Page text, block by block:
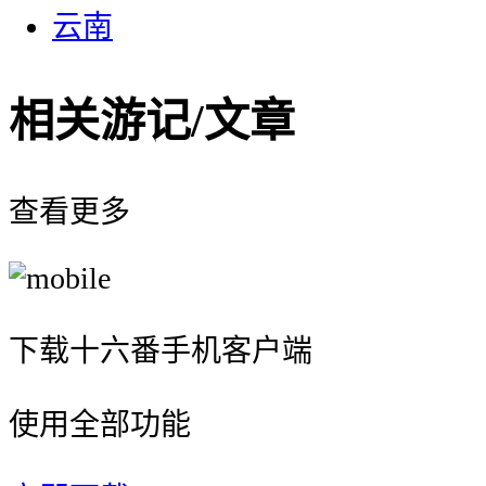
云南
相关游记/文章
查看更多
下载十六番手机客户端
使用全部功能